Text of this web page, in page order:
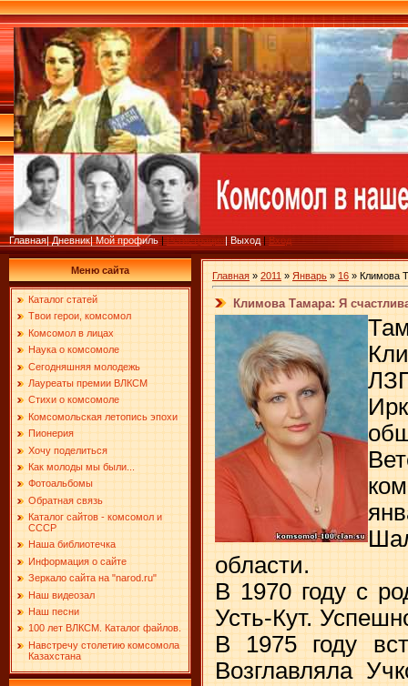
Главная|Дневник|Мой профиль|Регистрация|Выход|Вход
Меню сайта
Каталог статей
Твои герои, комсомол
Комсомол в лицах
Наука о комсомоле
Сегодняшняя молодежь
Лауреаты премии ВЛКСМ
Стихи о комсомоле
Комсомольская летопись эпохи
Пионерия
Хочу поделиться
Как молоды мы были...
Фотоальбомы
Обратная связь
Каталог сайтов - комсомол и
СССР
Наша библиотечка
Информация о сайте
Зеркало сайта на "narоd.ru"
Наш видеозал
Наш песни
100 лет ВЛКСМ. Каталог файлов.
Навстречу столетию комсомола
Казахстана
Главная » 2011 » Январь » 16 » Климова
Климова Тамара: Я
области.
В 1970 году с
Усть-Кут.
В 1975 году
Возглавляла